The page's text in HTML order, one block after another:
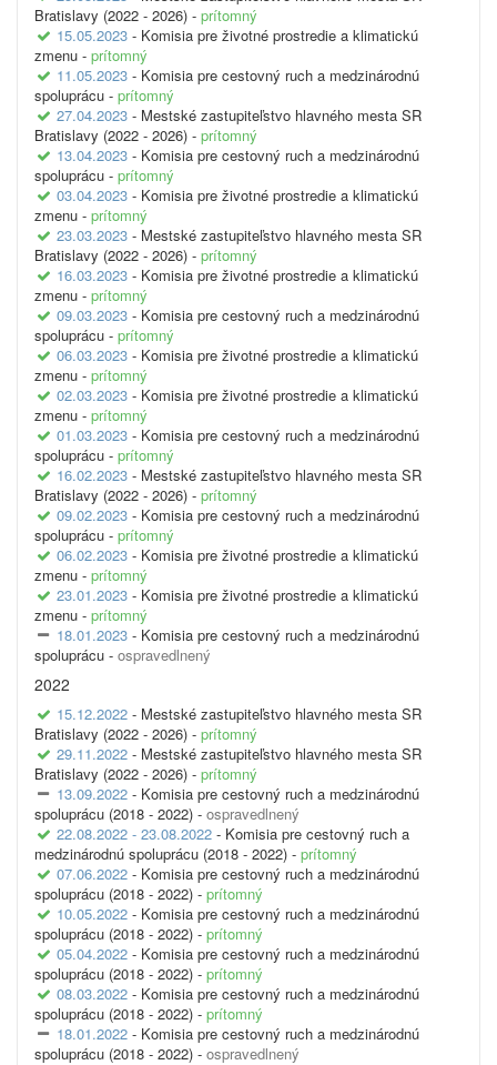
Bratislavy (2022 - 2026) - prítomný
15.05.2023 - Komisia pre životné prostredie a klimatickú
zmenu - prítomný
11.05.2023 - Komisia pre cestovný ruch a medzinárodnú
spoluprácu - prítomný
27.04.2023 - Mestské zastupiteľstvo hlavného mesta SR
Bratislavy (2022 - 2026) - prítomný
13.04.2023 - Komisia pre cestovný ruch a medzinárodnú
spoluprácu - prítomný
03.04.2023 - Komisia pre životné prostredie a klimatickú
zmenu - prítomný
23.03.2023 - Mestské zastupiteľstvo hlavného mesta SR
Bratislavy (2022 - 2026) - prítomný
16.03.2023 - Komisia pre životné prostredie a klimatickú
zmenu - prítomný
09.03.2023 - Komisia pre cestovný ruch a medzinárodnú
spoluprácu - prítomný
06.03.2023 - Komisia pre životné prostredie a klimatickú
zmenu - prítomný
02.03.2023 - Komisia pre životné prostredie a klimatickú
zmenu - prítomný
01.03.2023 - Komisia pre cestovný ruch a medzinárodnú
spoluprácu - prítomný
16.02.2023 - Mestské zastupiteľstvo hlavného mesta SR
Bratislavy (2022 - 2026) - prítomný
09.02.2023 - Komisia pre cestovný ruch a medzinárodnú
spoluprácu - prítomný
06.02.2023 - Komisia pre životné prostredie a klimatickú
zmenu - prítomný
23.01.2023 - Komisia pre životné prostredie a klimatickú
zmenu - prítomný
18.01.2023 - Komisia pre cestovný ruch a medzinárodnú
spoluprácu - ospravedlnený
2022
15.12.2022 - Mestské zastupiteľstvo hlavného mesta SR
Bratislavy (2022 - 2026) - prítomný
29.11.2022 - Mestské zastupiteľstvo hlavného mesta SR
Bratislavy (2022 - 2026) - prítomný
13.09.2022 - Komisia pre cestovný ruch a medzinárodnú
spoluprácu (2018 - 2022) - ospravedlnený
22.08.2022 - 23.08.2022 - Komisia pre cestovný ruch a
medzinárodnú spoluprácu (2018 - 2022) - prítomný
07.06.2022 - Komisia pre cestovný ruch a medzinárodnú
spoluprácu (2018 - 2022) - prítomný
10.05.2022 - Komisia pre cestovný ruch a medzinárodnú
spoluprácu (2018 - 2022) - prítomný
05.04.2022 - Komisia pre cestovný ruch a medzinárodnú
spoluprácu (2018 - 2022) - prítomný
08.03.2022 - Komisia pre cestovný ruch a medzinárodnú
spoluprácu (2018 - 2022) - prítomný
18.01.2022 - Komisia pre cestovný ruch a medzinárodnú
spoluprácu (2018 - 2022) - ospravedlnený